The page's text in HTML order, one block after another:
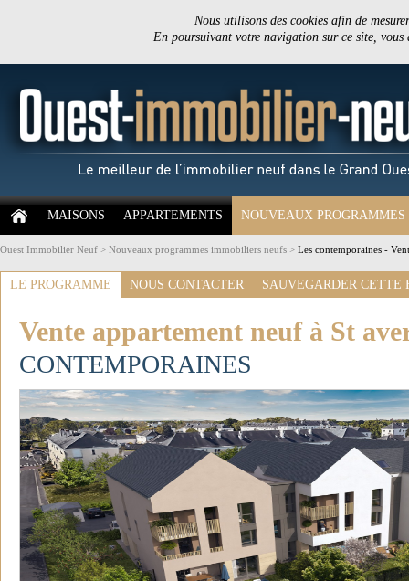
Nous utilisons des cookies afin de
En poursuivant votre navigation sur ce site,
MAISONS APPARTEMENTS NOUVEAUX PROGRAMMES
Ouest Immobilier Neuf > Nouveaux programmes immobiliers neufs > Les contemporaines -
LE PROGRAMME NOUS CONTACTER SAUVEGARDER CETTE
Vente appartement neuf à St
CONTEMPORAINES